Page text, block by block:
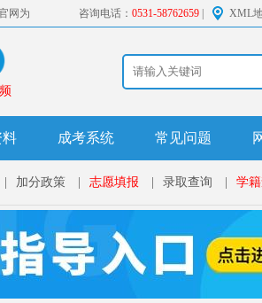
网为 咨询电话： 0531-58762659 XML
料 成考系统 常见问题
加分政策 志愿填报 录取查询 学